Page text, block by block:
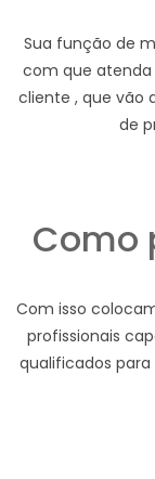
Sua função de
com que atenda
cliente , que vão
de
Como
Com isso
profissionais
qualificados